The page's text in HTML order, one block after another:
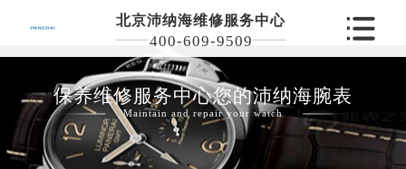
北京沛纳海维修服务中心
400-609-9509
保养维修服务中心您的沛纳海腕表
Maintain and repair your watch